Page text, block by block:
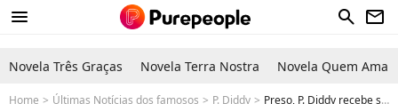
menu search newsletter
Novela Três Graças Novela Terra Nostra Novela Quem Ama
Home Últimas Notícias dos famosos P. Diddy Preso, P. Diddy recebe sete novas denúncias de abuso sexual. Saiba detalhes